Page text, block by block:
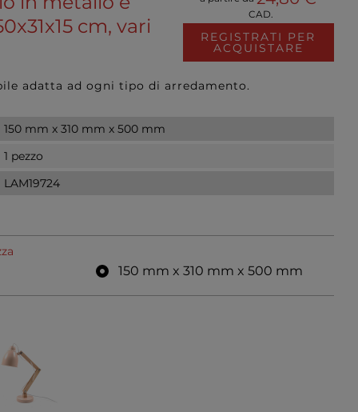
cm, vari
CAD.
REGISTRATI PER
ACQUISTARE
adatta ad ogni tipo di arredamento.
150 mm x 310 mm x 500 mm
1 pezzo
LAM19724
150 mm x 310 mm x 500 mm